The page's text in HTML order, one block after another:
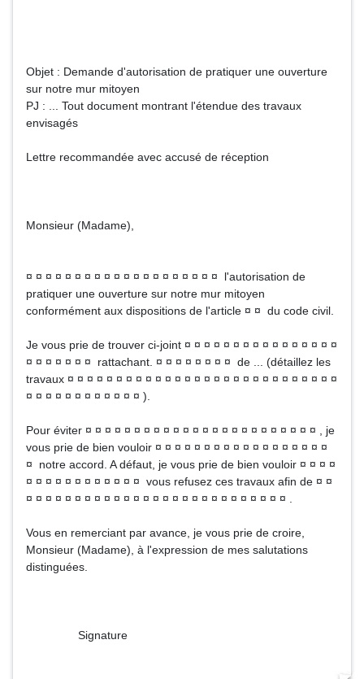
Objet : Demande d'autorisation de pratiquer une ouverture
sur notre mur mitoyen
PJ : ... Tout document montrant l'étendue des travaux
envisagés
Lettre recommandée avec accusé de réception
Monsieur (Madame),
¤ ¤ ¤ ¤ ¤ ¤ ¤ ¤ ¤ ¤ ¤ ¤ ¤ ¤ ¤ ¤ ¤ ¤ ¤ ¤ l'autorisation de
pratiquer une ouverture sur notre mur mitoyen
conformément aux dispositions de l'article ¤ ¤ du code civil.
Je vous prie de trouver ci-joint ¤ ¤ ¤ ¤ ¤ ¤ ¤ ¤ ¤ ¤ ¤ ¤ ¤ ¤ ¤ ¤
¤ ¤ ¤ ¤ ¤ ¤ ¤ rattachant. ¤ ¤ ¤ ¤ ¤ ¤ ¤ ¤ de ... (détaillez les
travaux ¤ ¤ ¤ ¤ ¤ ¤ ¤ ¤ ¤ ¤ ¤ ¤ ¤ ¤ ¤ ¤ ¤ ¤ ¤ ¤ ¤ ¤ ¤ ¤ ¤ ¤ ¤ ¤
¤ ¤ ¤ ¤ ¤ ¤ ¤ ¤ ¤ ¤ ¤ ¤ ).
Pour éviter ¤ ¤ ¤ ¤ ¤ ¤ ¤ ¤ ¤ ¤ ¤ ¤ ¤ ¤ ¤ ¤ ¤ ¤ ¤ ¤ ¤ ¤ ¤ ¤ , je
vous prie de bien vouloir ¤ ¤ ¤ ¤ ¤ ¤ ¤ ¤ ¤ ¤ ¤ ¤ ¤ ¤ ¤ ¤ ¤ ¤
¤ notre accord. A défaut, je vous prie de bien vouloir ¤ ¤ ¤ ¤
¤ ¤ ¤ ¤ ¤ ¤ ¤ ¤ ¤ ¤ ¤ ¤ vous refusez ces travaux afin de ¤ ¤
¤ ¤ ¤ ¤ ¤ ¤ ¤ ¤ ¤ ¤ ¤ ¤ ¤ ¤ ¤ ¤ ¤ ¤ ¤ ¤ ¤ ¤ ¤ ¤ ¤ ¤ ¤ .
Vous en remerciant par avance, je vous prie de croire,
Monsieur (Madame), à l'expression de mes salutations
distinguées.
Signature